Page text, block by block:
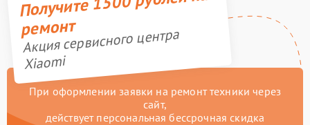
ремонт
Акция сервисного центра
Xiaomi
При оформлении заявки на ремонт техники через
сайт,
действует персональная бессрочная скидка